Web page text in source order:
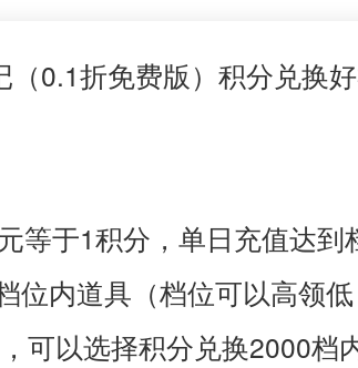
（0.1折免费版）积分兑换
等于1积分，单日充值达到
位内道具（档位可以高领
可以选择积分兑换2000档